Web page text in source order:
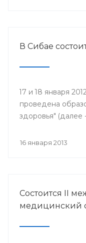
В Сибае
17 и 18 января
проведена
здоровья" (далее
16 января 2013
Состоится II
медицинский